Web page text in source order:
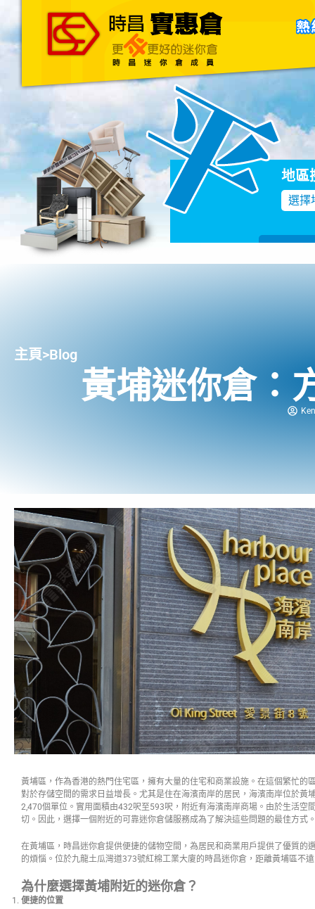
主頁 關於我們 聯絡我們
地區
選擇
主頁>Blog
黃埔迷你倉：
黃埔區，作為香港的熱門住宅區，擁有大量的住宅和商業設施。在這個繁忙的
對於存儲空間的需求日益增長。尤其是住在海濱南岸的居民，海濱南岸位於黃
2,470個單位。實用面積由432呎至593呎，附近有海濱南岸商場。由於生活空
切。因此，選擇一個附近的可靠迷你倉儲服務成為了解決這些問題的最佳方式
在黃埔區，時昌迷你倉提供便捷的儲物空間，為居民和商業用戶提供了優質的
的煩惱。位於九龍土瓜灣道373號紅棉工業大廈的時昌迷你倉，距離黃埔區不
為什麼選擇黃埔附近的迷你倉？
便捷的位置